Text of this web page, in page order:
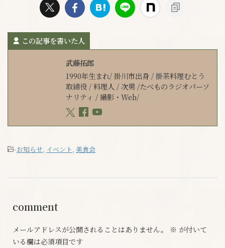
この記事を書いた人
武藤拓郎
1990年生まれ/ 掛川市出身 / 掛茶料理むとう
取締役 / 料理人 / 次男 /たべものラジオパーソ
ナリティ / 撮影・Web/
-お知らせ, イベント, 美食会
comment
メールアドレスが公開されることはありません。 ※ が付いて
いる欄は必須項目です